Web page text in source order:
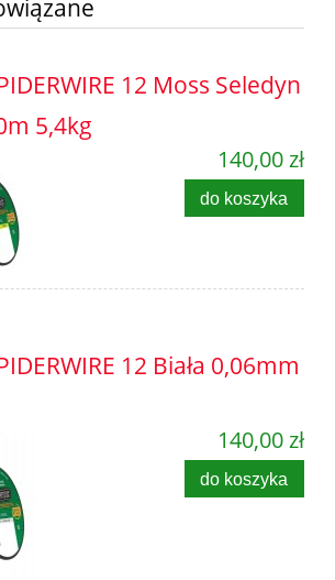
12 Moss Seledyn
5,4kg
140,00 zł
do koszyka
12 Biała 0,06mm
140,00 zł
do koszyka